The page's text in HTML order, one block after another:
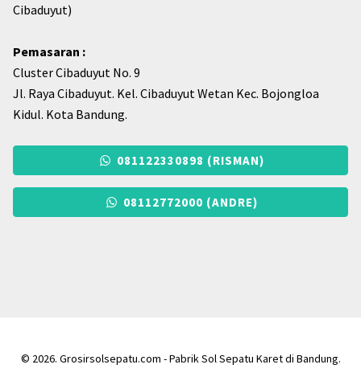
Cibaduyut)
Pemasaran :
Cluster Cibaduyut No. 9
Jl. Raya Cibaduyut. Kel. Cibaduyut Wetan Kec. Bojongloa
Kidul. Kota Bandung.
081122330898 (RISMAN)
08112772000 (ANDRE)
© 2026. Grosirsolsepatu.com - Pabrik Sol Sepatu Karet di Bandung.